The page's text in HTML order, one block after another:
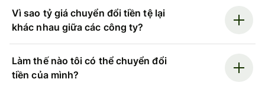
Vì sao tỷ giá chuyển đổi tiền tệ lại
khác nhau giữa các công ty?
Làm thế nào tôi có thể chuyển đổi
tiền của mình?